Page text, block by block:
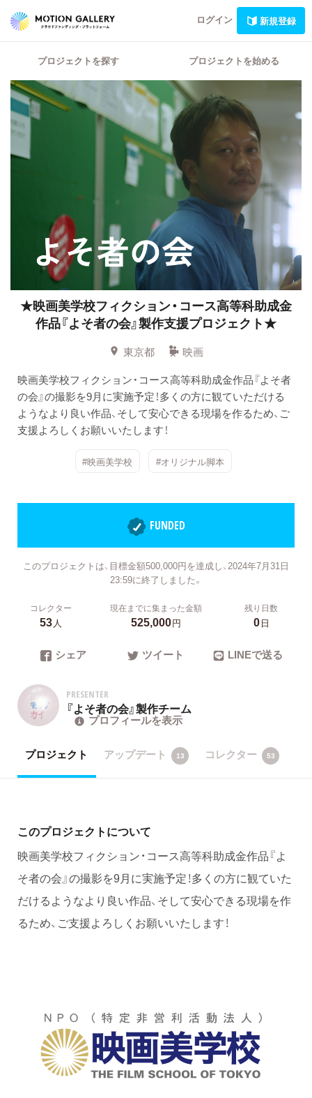
ログイン 新規登録
プロジェクトを探す プロジェクトを始める
★映画美学校フィクション・コース高等科助成金
作品『よそ者の会』製作支援プロジェクト★
東京都
映画
映画美学校フィクション・コース高等科助成金作品『よそ者
の会』の撮影を9月に実施予定！多くの方に観ていただける
ようなより良い作品、そして安心できる現場を作るため、ご
支援よろしくお願いいたします！
#映画美学校 #オリジナル脚本
FUNDED
このプロジェクトは、目標金額500,000円を達成し、2024年7月31日
23:59に終了しました。
コレクター
53人
現在までに集まった金額
525,000円
残り日数
0日
シェア ツイート LINEで送る
PRESENTER
『よそ者の会』製作チーム
プロフィールを表示
プロジェクト アップデート 13 コレクター 53
このプロジェクトについて
映画美学校フィクション・コース高等科助成金作品『よ
そ者の会』の撮影を9月に実施予定！多くの方に観ていた
だけるようなより良い作品、そして安心できる現場を作
るため、ご支援よろしくお願いいたします！